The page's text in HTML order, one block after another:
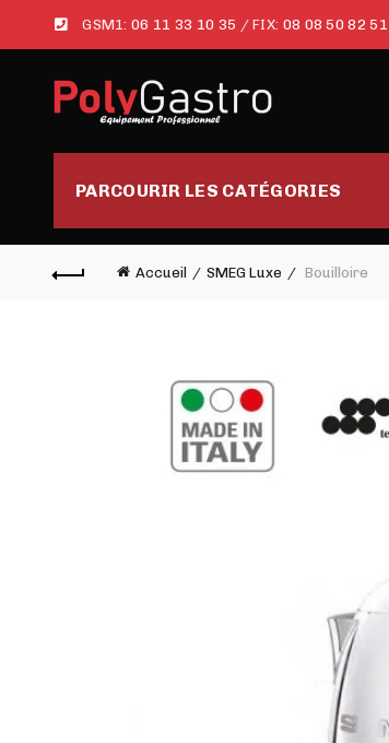
GSM1:06 11 33 10 35 / FIX: 08 08 50 82 51
PARCOURIR LES CATÉGORIES
Accueil SMEG Luxe Bouilloire